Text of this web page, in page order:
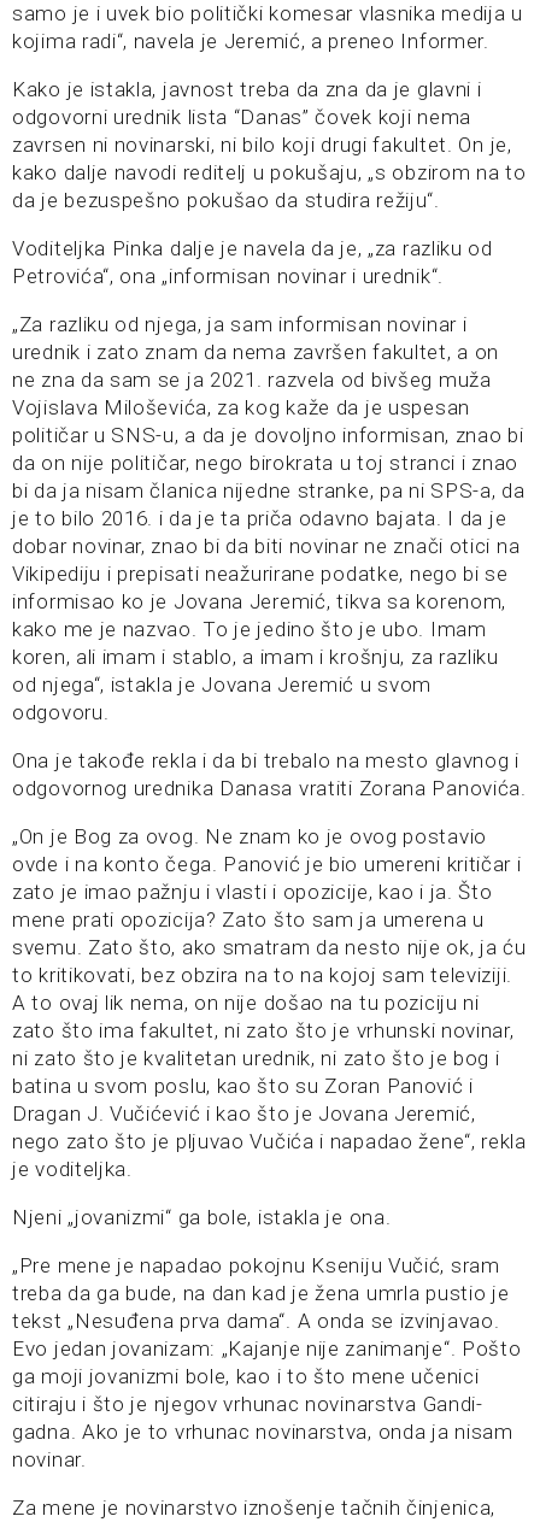
samo je i uvek bio politički komesar vlasnika medija u
kojima radi“, navela je Jeremić, a preneo Informer.
Kako je istakla, javnost treba da zna da je glavni i
odgovorni urednik lista “Danas” čovek koji nema
zavrsen ni novinarski, ni bilo koji drugi fakultet. On je,
kako dalje navodi reditelj u pokušaju, „s obzirom na to
da je bezuspešno pokušao da studira režiju“.
Voditeljka Pinka dalje je navela da je, „za razliku od
Petrovića“, ona „informisan novinar i urednik“.
„Za razliku od njega, ja sam informisan novinar i
urednik i zato znam da nema završen fakultet, a on
ne zna da sam se ja 2021. razvela od bivšeg muža
Vojislava Miloševića, za kog kaže da je uspesan
političar u SNS-u, a da je dovoljno informisan, znao bi
da on nije političar, nego birokrata u toj stranci i znao
bi da ja nisam članica nijedne stranke, pa ni SPS-a, da
je to bilo 2016. i da je ta priča odavno bajata. I da je
dobar novinar, znao bi da biti novinar ne znači otici na
Vikipediju i prepisati neažurirane podatke, nego bi se
informisao ko je Jovana Jeremić, tikva sa korenom,
kako me je nazvao. To je jedino što je ubo. Imam
koren, ali imam i stablo, a imam i krošnju, za razliku
od njega“, istakla je Jovana Jeremić u svom
odgovoru.
Ona je takođe rekla i da bi trebalo na mesto glavnog i
odgovornog urednika Danasa vratiti Zorana Panovića.
„On je Bog za ovog. Ne znam ko je ovog postavio
ovde i na konto čega. Panović je bio umereni kritičar i
zato je imao pažnju i vlasti i opozicije, kao i ja. Što
mene prati opozicija? Zato što sam ja umerena u
svemu. Zato što, ako smatram da nesto nije ok, ja ću
to kritikovati, bez obzira na to na kojoj sam televiziji.
A to ovaj lik nema, on nije došao na tu poziciju ni
zato što ima fakultet, ni zato što je vrhunski novinar,
ni zato što je kvalitetan urednik, ni zato što je bog i
batina u svom poslu, kao što su Zoran Panović i
Dragan J. Vučićević i kao što je Jovana Jeremić,
nego zato što je pljuvao Vučića i napadao žene“, rekla
je voditeljka.
Njeni „jovanizmi“ ga bole, istakla je ona.
„Pre mene je napadao pokojnu Kseniju Vučić, sram
treba da ga bude, na dan kad je žena umrla pustio je
tekst „Nesuđena prva dama“. A onda se izvinjavao.
Evo jedan jovanizam: „Kajanje nije zanimanje“. Pošto
ga moji jovanizmi bole, kao i to što mene učenici
citiraju i što je njegov vrhunac novinarstva Gandi-
gadna. Ako je to vrhunac novinarstva, onda ja nisam
novinar.
Za mene je novinarstvo iznošenje tačnih činjenica,